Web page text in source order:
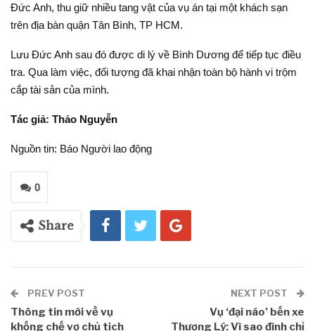
Đức Anh, thu giữ nhiều tang vật của vụ án tại một khách sạn
trên địa bàn quận Tân Bình, TP HCM.
Lưu Đức Anh sau đó được di lý về Bình Dương để tiếp tục điều
tra. Qua làm việc, đối tượng đã khai nhận toàn bộ hành vi trộm
cắp tài sản của mình.
Tác giả: Thảo Nguyễn
Nguồn tin: Báo Người lao động
0
Share
PREV POST
Thông tin mới về vụ
khống chế vợ chủ tịch
NEXT POST
Vụ ‘đại náo’ bến xe
Thượng Lý: Vì sao đình chỉ